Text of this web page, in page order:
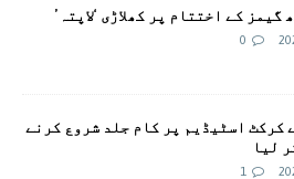
گیمز کے اختتام پر کھلاڑی ‘لاپتہ’
0
کرکٹ اسٹیڈیم پر کام جلد شروع کرنے
لیا
1